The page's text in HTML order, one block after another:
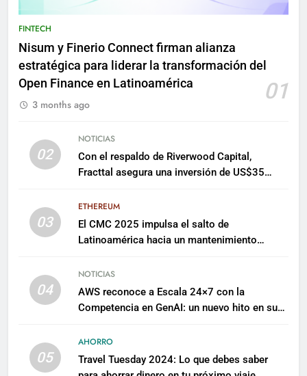
FINTECH
Nisum y Finerio Connect firman alianza
estratégica para liderar la transformación del
Open Finance en Latinoamérica
01
3 months ago
02
NOTICIAS
Con el respaldo de Riverwood Capital,
Fracttal asegura una inversión de US$35
03
ETHEREUM
El CMC 2025 impulsa el salto de
Latinoamérica hacia un mantenimiento
04
NOTICIAS
AWS reconoce a Escala 24×7 con la
Competencia en GenAI: un nuevo hito en su
05
AHORRO
Travel Tuesday 2024: Lo que debes saber